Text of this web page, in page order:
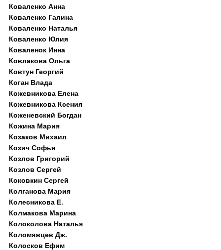
Коваленко Анна
Коваленко Галина
Коваленко Наталья
Коваленко Юлия
Коваленок Инна
Ковлакова Ольга
Ковтун Георгий
Коган Влада
Кожевникова Елена
Кожевникова Ксения
Коженевский Богдан
Кожина Мария
Козаков Михаил
Козич Софья
Козлов Григорий
Козлов Сергей
Коковкин Сергей
Колганова Мария
Колесникова Е.
Колмакова Марина
Колоколова Наталья
Коломяжцев Дж.
Колосков Ефим